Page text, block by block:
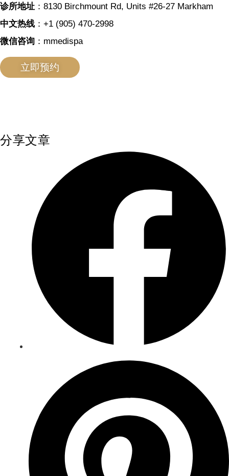
诊所地址 ：8130 Birchmount Rd, Units #26-27 Markham
中文热线 ：+1 (905) 470-2998
微信咨询 ：mmedispa
立即预约
分享文章